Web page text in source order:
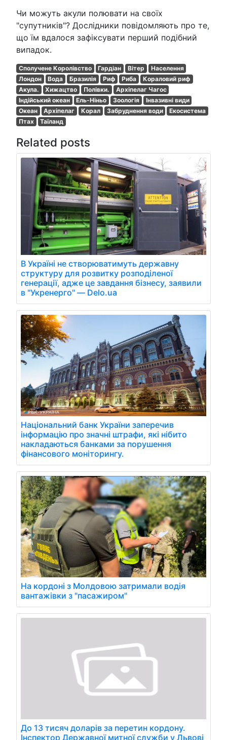
Чи можуть акули полювати на своїх
"супутників"? Дослідники повідомляють про те,
що їм вдалося зафіксувати перший подібний
випадок.
Сполучене Королівство Гардіан Вітер
Населення
Лондон
Вода Бразилія Риф Риба
Кораловий риф
Акула.
Хижацтво Полівки.
Архіпелаг Чагос
Індійський океан
Ель-Ніньо Зоологія
Інвазивні види
Океан
Архіпелаг Корал Забруднення води
Екосистема
Птах
Таїланд
Related posts
В Україні не створюватимуть державну
структуру для розвитку розподіленої
генерації, адже це завдання бізнесу, заявили
в "Укренерго" — Delo.ua
Національний банк України заперечив
інформацію про значні штрафи, які нібито
накладаються банками за порушення
фінансового моніторингу.
На кордоні з Молдовою затримали водія
вантажівки з "пасажиром"
До 13 тисяч доларів за перетин кордону.
Інспектор Державної митної служби у Львові